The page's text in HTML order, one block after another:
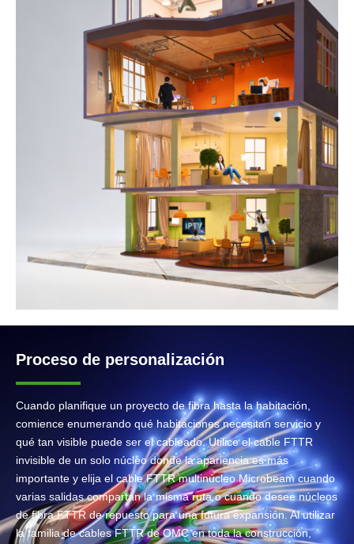
Proceso de personalización
Cuando planifique un proyecto de fibra hasta la habitación,
comience enumerando qué habitaciones necesitan servicio y
qué tan visible puede ser el cableado. Utilice el cable FTTR
invisible de un solo núcleo donde la apariencia es más
importante y elija el cable FTTR multinúcleo Microbeam cuando
varias salidas compartan la misma ruta o cuando desee núcleos
de fibra FTTR de repuesto para una futura expansión. Al utilizar
la familia de cables FTTR de OMC en toda la construcción,